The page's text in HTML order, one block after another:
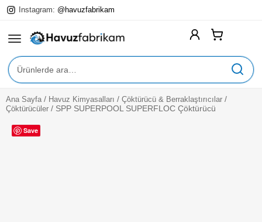
Instagram: @havuzfabrikam
Ara:
Yüzme Havuzları
Havuz Ekipmanları
Ana Sayfa / Havuz Kimyasalları / Çöktürücü & Berraklaştırıcılar /
Çöktürücüler / SPP SUPERPOOL SUPERFLOC Çöktürücü
Save